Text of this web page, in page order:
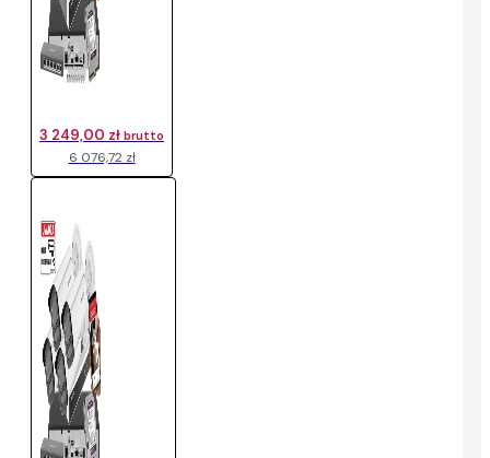
6 076,72 zł
3 249,00 zł brutto